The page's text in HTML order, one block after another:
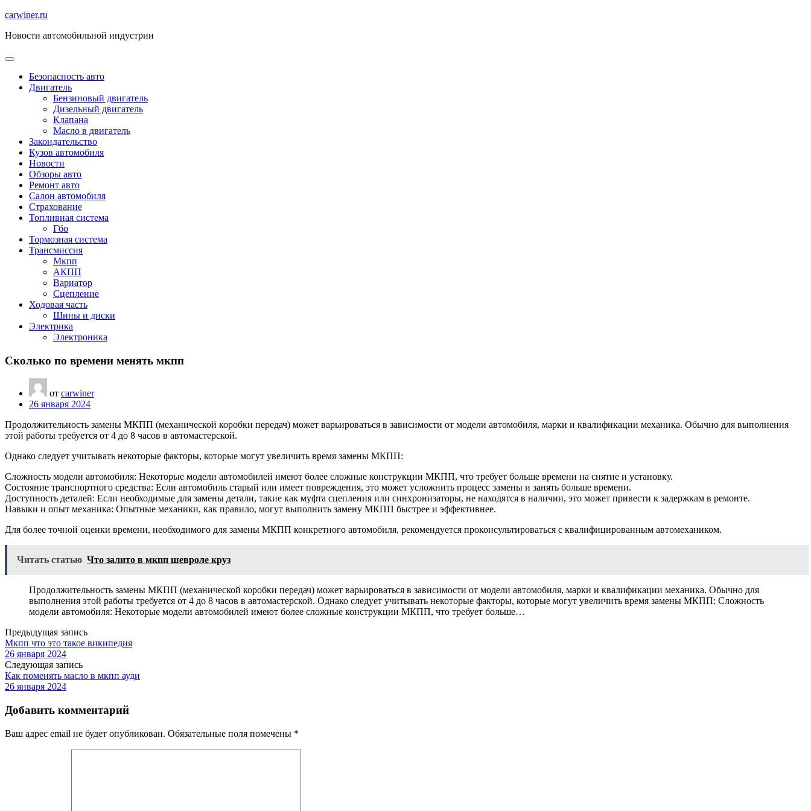
Перейти
содержимому
carwiner.ru
Новости автомобильной индустрии
Безопасность авто
Двигатель
Бензиновый двигатель
Дизельный двигатель
Клапана
Масло в двигатель
Закондательство
Кузов автомобиля
Новости
Обзоры авто
Ремонт авто
Салон автомобиля
Страхование
Топливная система
Гбо
Тормозная система
Трансмиссия
Мкпп
АКПП
Вариатор
Сцепление
Ходовая часть
Шины и диски
Электрика
Электроника
Сколько по времени менять мкпп
от carwiner
26 января 2024
Продолжительность замены МКПП (механической коробки передач) может варьироваться в зависимости от модели автомобиля, марки и квалификации механика. Обычно для выполнения
этой работы требуется от 4 до 8 часов в автомастерской.
Однако следует учитывать некоторые факторы, которые могут увеличить время замены МКПП:
Сложность модели автомобиля: Некоторые модели автомобилей имеют более сложные конструкции МКПП, что требует больше времени на снятие и установку.
Состояние транспортного средства: Если автомобиль старый или имеет повреждения, это может усложнить процесс замены и занять больше времени.
Доступность деталей: Если необходимые для замены детали, такие как муфта сцепления или синхронизаторы, не находятся в наличии, это может привести к задержкам в ремонте.
Навыки и опыт механика: Опытные механики, как правило, могут выполнить замену МКПП быстрее и эффективнее.
Для более точной оценки времени, необходимого для замены МКПП конкретного автомобиля, рекомендуется проконсультироваться с квалифицированным автомехаником.
Читать статью Что залито в мкпп шевроле круз
Продолжительность замены МКПП (механической коробки передач) может варьироваться в зависимости от модели автомобиля, марки и квалификации механика. Обычно для
выполнения этой работы требуется от 4 до 8 часов в автомастерской. Однако следует учитывать некоторые факторы, которые могут увеличить время замены МКПП: Сложность
модели автомобиля: Некоторые модели автомобилей имеют более сложные конструкции МКПП, что требует больше…
Предыдущая запись
Мкпп что это такое википедия
26 января 2024
Следующая запись
Как поменять масло в мкпп ауди
26 января 2024
Добавить комментарий
Ваш адрес email не будет опубликован. Обязательные поля помечены *